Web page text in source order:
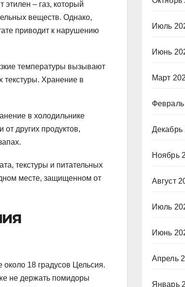
– газ, который
веществ. Однако,
приводит к нарушению
температуры вызывают
текстуры. Хранение в
в холодильнике
от других продуктов,
текстуры и питательных
месте, защищенном от
18 градусов Цельсия.
не держать помидоры
Июль
Июнь
Март
Декабрь
Ноябрь
Август
Июль
Июнь
Апрель
Январь